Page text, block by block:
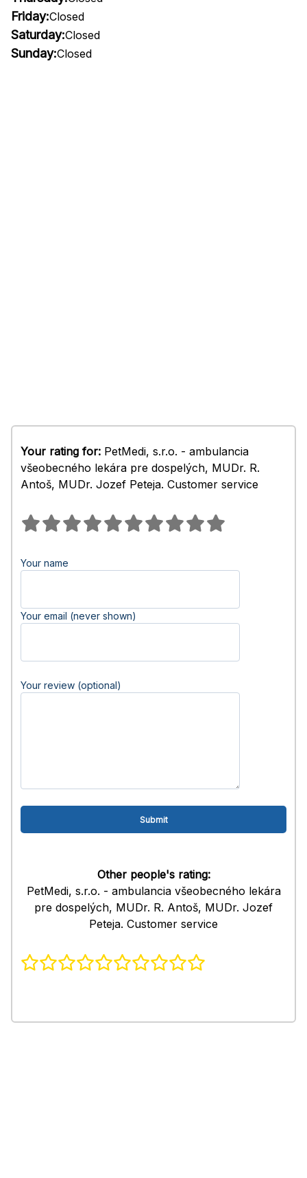
Friday:Closed
Saturday:Closed
Sunday:Closed
Your rating for: PetMedi, s.r.o. - ambulancia
všeobecného lekára pre dospelých, MUDr. R.
Antoš, MUDr. Jozef Peteja. Customer service
Your name
Your email (never shown)
Your review (optional)
Other people's rating:
PetMedi, s.r.o. - ambulancia všeobecného lekára
pre dospelých, MUDr. R. Antoš, MUDr. Jozef
Peteja. Customer service